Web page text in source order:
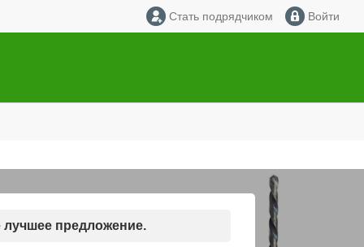
Стать подрядчиком Войти
лучшее предложение.